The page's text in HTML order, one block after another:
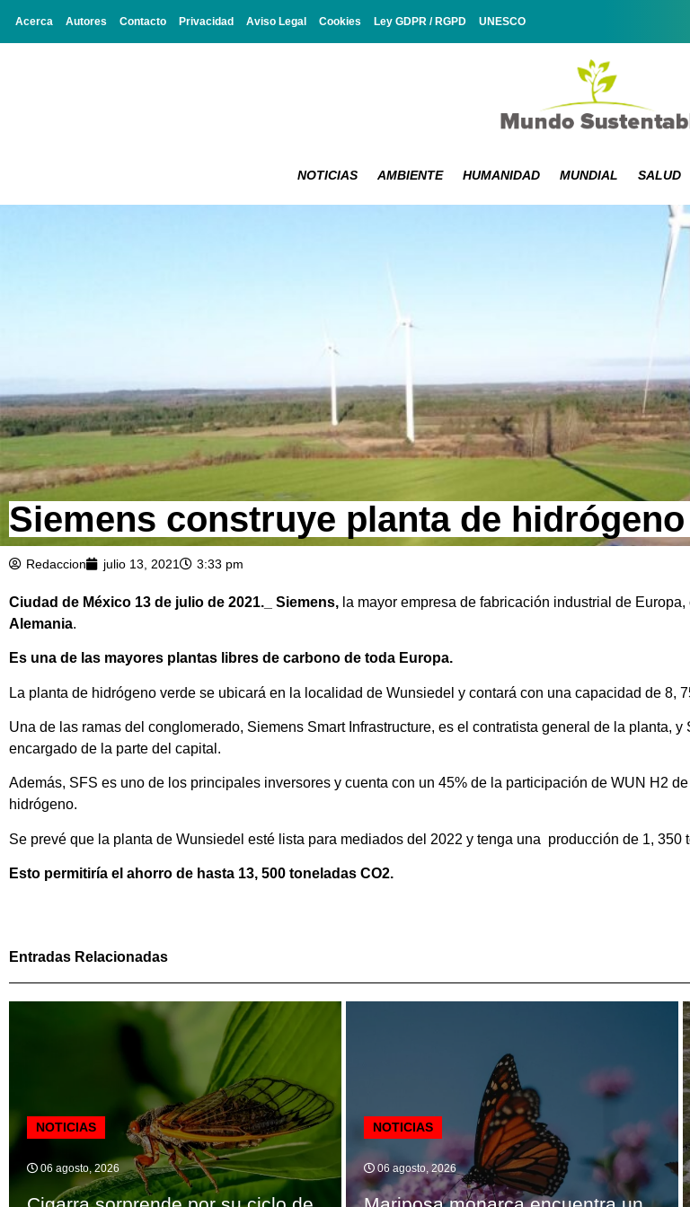
Acerca Autores Contacto Privacidad Aviso Legal Cookies Ley GDPR / RGPD UNESCO
NOTICIAS AMBIENTE HUMANIDAD MUNDIAL SALUD
Siemens construye planta de
Redaccion julio 13, 2021 3:33 pm
Ciudad de México 13 de julio de 2021._ Siemens, la mayor empresa de fabricación industrial de Europa,
Alemania.
Es una de las mayores plantas libres de carbono de toda Europa.
La planta de hidrógeno verde se ubicará en la localidad de Wunsiedel y contará con una capacidad de 8,
Una de las ramas del conglomerado, Siemens Smart Infrastructure, es el contratista general de la planta,
encargado de la parte del capital.
Además, SFS es uno de los principales inversores y cuenta con un 45% de la participación de WUN H2
hidrógeno.
Se prevé que la planta de Wunsiedel esté lista para mediados del 2022 y tenga una producción de 1, 350
Esto permitiría el ahorro de hasta 13, 500 toneladas CO2.
Entradas Relacionadas
NOTICIAS
06 agosto, 2026
NOTICIAS
06 agosto, 2026